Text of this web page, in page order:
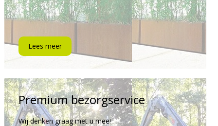
Lees meer
Premium bezorgservice
Wij denken graag met u mee!